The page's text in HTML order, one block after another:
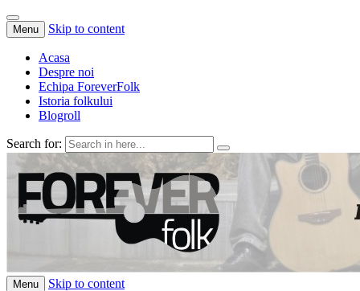
Menu Skip to content
Acasa
Despre noi
Echipa ForeverFolk
Istoria folkului
Blogroll
Search for:
ForeverFolk
Muzica sufletului tau
Menu Skip to content